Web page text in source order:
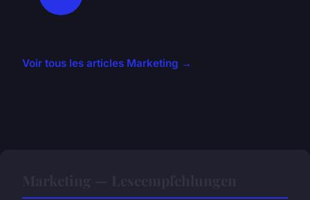
Voir tous les articles Marketing →